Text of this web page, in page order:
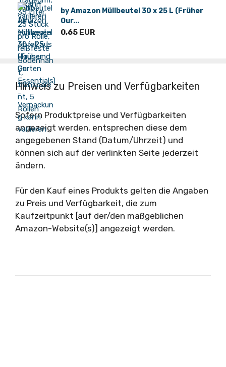
by Amazon Müllbeutel 30 x 25 L (Früher
Our...
0,65 EUR
Hinweis zu Preisen und Verfügbarkeiten
Sofern Produktpreise und Verfügbarkeiten
angezeigt werden, entsprechen diese dem
angegebenen Stand (Datum/Uhrzeit) und
können sich auf der verlinkten Seite jederzeit
ändern.
Für den Kauf eines Produkts gelten die Angaben
zu Preis und Verfügbarkeit, die zum
Kaufzeitpunkt [auf der/den maßgeblichen
Amazon-Website(s)] angezeigt werden.